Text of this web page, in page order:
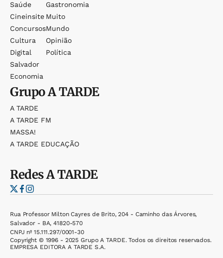
Saúde
Cineinsite
Concursos
Cultura
Digital
Salvador
Economia
Gastronomia
Muito
Mundo
Opinião
Política
GrupoA TARDE
A TARDE
A TARDE FM
MASSA!
A TARDE EDUCAÇÃO
RedesA TARDE
Rua Professor Milton Cayres de Brito, 204 - Caminho das Árvores,
Salvador - BA, 41820-570
CNPJ nº 15.111.297/0001-30
Copyright © 1996 - 2025 Grupo A TARDE. Todos os direitos reservados.
EMPRESA EDITORA A TARDE S.A.